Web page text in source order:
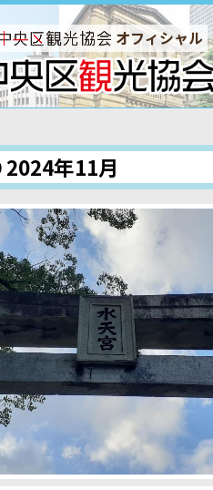
オフィシャル
2024年11月